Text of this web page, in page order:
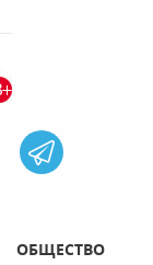
ОБЩЕСТВО